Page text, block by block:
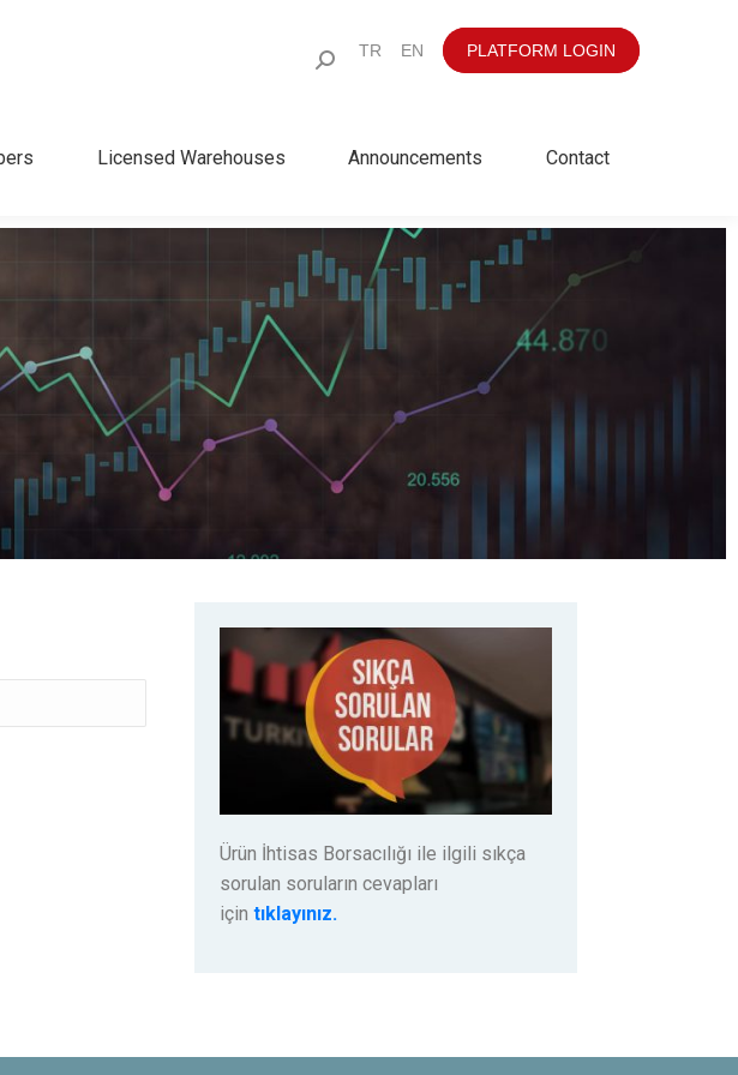
TR EN PLATFORM LOGIN
Licensed Warehouses Announcements Contact
Ürün İhtisas Borsacılığı ile ilgili sıkça
sorulan soruların cevapları
için tıklayınız.